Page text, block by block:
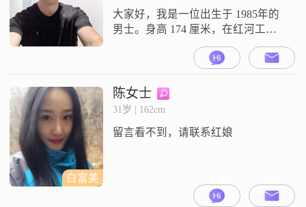
工作中不怕吃苦，生活中很自律，
圈子干净，择人做朋友。社保
大家好，我是一位出生于 1985年的
男士。身高 174 厘米，在红河工
作，收入方面呢，每个月大概在
8000元到 12000元之间。学历是专
科。我觉得自己最大的特点就是真
诚可靠，与人相处从来都是实实在
在，不搞那些虚头巴脑的东西。而
种情况时，都能冷静思考，做出合
白富美
陈女士
31岁 | 162cm
留言看不到，请联系红娘